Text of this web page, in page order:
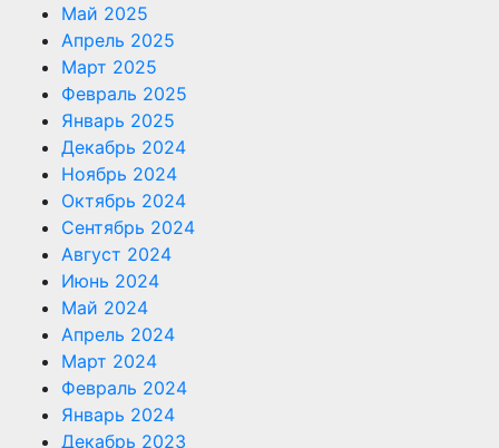
Май 2025
Апрель 2025
Март 2025
Февраль 2025
Январь 2025
Декабрь 2024
Ноябрь 2024
Октябрь 2024
Сентябрь 2024
Август 2024
Июнь 2024
Май 2024
Апрель 2024
Март 2024
Февраль 2024
Январь 2024
Декабрь 2023